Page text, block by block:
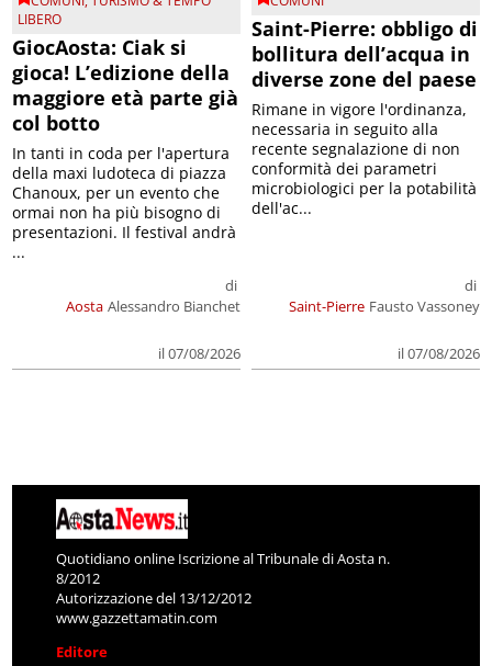
LIBERO
GiocAosta: Ciak si
gioca! L’edizione della
maggiore età parte già
col botto
Aosta
di
Alessandro Bianchet
il 07/08/2026
In tanti in coda per l'apertura
della maxi ludoteca di piazza
Chanoux, per un evento che
ormai non ha più bisogno di
presentazioni. Il festival andrà
...
Saint-Pierre: obbligo di
bollitura dell’acqua in
diverse zone del paese
Saint-Pierre
di
Fausto Vassoney
il 07/08/2026
Rimane in vigore l'ordinanza,
necessaria in seguito alla
recente segnalazione di non
conformità dei parametri
microbiologici per la potabilità
dell'ac...
Quotidiano online Iscrizione al Tribunale di Aosta n.
8/2012
Autorizzazione del 13/12/2012
www.gazzettamatin.com
Editore